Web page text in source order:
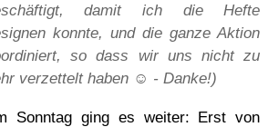
damit ich die Hefte
konnte, und die ganze Aktion
so dass wir uns nicht zu
verzettelt haben ☺ - Danke!)
Sonntag ging es weiter: Erst von
Core
Co.